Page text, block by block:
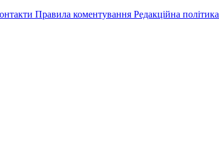
Правила коментування Редакційна політика